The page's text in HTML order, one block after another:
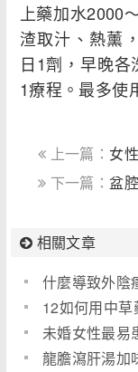
上藥加水2000
渣取汁、熱薰
日1劑，早晚
1療程。最多使
上一篇： 女
下一篇：盆
相關文章
什麼導致外陰
12如何用中
未婚女性最易
龍膽瀉肝湯加